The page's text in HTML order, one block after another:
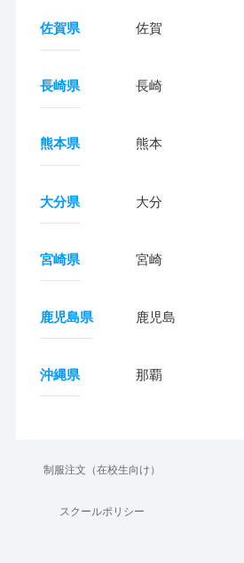
佐賀県 佐賀
長崎県 長崎
熊本県 熊本
大分県 大分
宮崎県 宮崎
鹿児島県 鹿児島
沖縄県 那覇
制服注文（在校生向け）
スクールポリシー